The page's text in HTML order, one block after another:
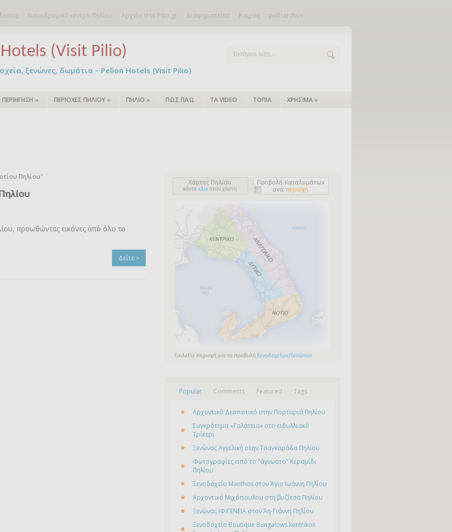
Χιονοδρομικό κέντρο Πηλίου Αρχείο Visit-Pilio.gr Διαφημιστείτε! Καιρός pollsarchive
(Visit Pilio)
ξενώνες, δωμάτια – Pelion Hotels (Visit Pilio)
ΠΕΡΙΗΓΗΣΗ » ΠΕΡΙΟΧΕΣ ΠΗΛΙΟΥ » ΠΗΛΙΟ » ΠΩΣ ΠΑΩ ΤΑ VIDEO ΤΟΠΙΑ ΧΡΗΣΙΜΑ »
Πηλίου"
προωθώντας εικόνες από όλο το
Δείτε >
Popular Comments Featured Tags
Αρχοντικό Δεσποτικό στην Πορταριά Πηλίου
Συγκρότημα «Γαλάτεια» στο ειδυλλιακό
Τρίκερι
Ξενώνας Αγγελική στην Τσαγκαράδα Πηλίου
Φωτογραφίες από το "άγνωστο" Κεραμίδι
Πηλίου
Ξενοδοχείο Manthos στον Άγιο Ιωάννη Πηλίου
Αρχοντικό Μιχόπουλου στη βυζίτσα Πηλίου
Ξενώνας ΙΦΙΓΕΝΕΙΑ στον Άη-Γιάννη Πηλίου
Ξενοδοχείο Boutique Bungalows kentrikon